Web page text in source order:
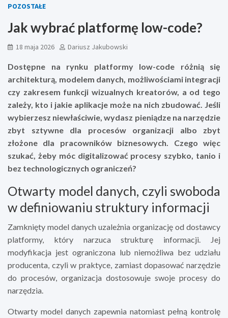
POZOSTAŁE
Jak wybrać platformę low-code?
18 maja 2026 Dariusz Jakubowski
Dostępne na rynku platformy low-code różnią się
architekturą, modelem danych, możliwościami integracji
czy zakresem funkcji wizualnych kreatorów, a od tego
zależy, kto i jakie aplikacje może na nich zbudować. Jeśli
wybierzesz niewłaściwie, wydasz pieniądze na narzędzie
zbyt sztywne dla procesów organizacji albo zbyt
złożone dla pracowników biznesowych. Czego więc
szukać, żeby móc digitalizować procesy szybko, tanio i
bez technologicznych ograniczeń?
Otwarty model danych, czyli swoboda
w definiowaniu struktury informacji
Zamknięty model danych uzależnia organizację od dostawcy
platformy, który narzuca strukturę informacji. Jej
modyfikacja jest ograniczona lub niemożliwa bez udziału
producenta, czyli w praktyce, zamiast dopasować narzędzie
do procesów, organizacja dostosowuje swoje procesy do
narzędzia.
Otwarty model danych zapewnia natomiast pełną kontrolę